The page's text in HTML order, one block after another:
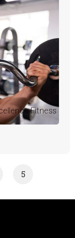
Fitness
5